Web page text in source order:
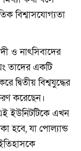
বিশ্বাসযোগ্যতা
ও নাৎসিবাদের
তাদের একটি
দ্বিতীয় বিশ্বযুদ্ধের
করেছেন।
ইউনিটটিকে এখন
হবে, যা পোল্যান্ড